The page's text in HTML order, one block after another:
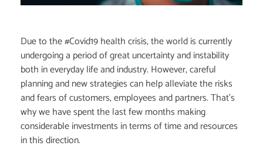
Due to the #Covid19 health crisis, the world is currently
undergoing a period of great uncertainty and instability
both in everyday life and industry. However, careful
planning and new strategies can help alleviate the risks
and fears of customers, employees and partners. That’s
why we have spent the last few months making
considerable investments in terms of time and resources
in this direction.